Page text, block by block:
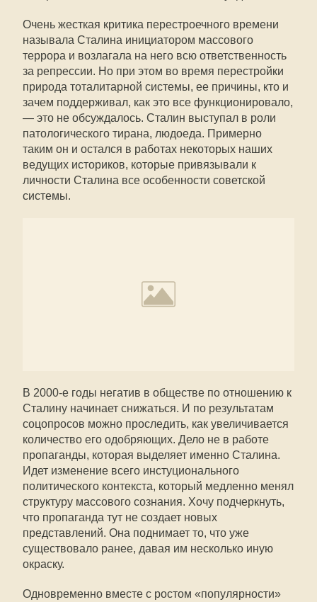
Очень жесткая критика перестроечного времени
называла Сталина инициатором массового
террора и возлагала на него всю ответственность
за репрессии. Но при этом во время перестройки
природа тоталитарной системы, ее причины, кто и
зачем поддерживал, как это все функционировало,
— это не обсуждалось. Сталин выступал в роли
патологического тирана, людоеда. Примерно
таким он и остался в работах некоторых наших
ведущих историков, которые привязывали к
личности Сталина все особенности советской
системы.
В 2000-е годы негатив в обществе по отношению к
Сталину начинает снижаться. И по результатам
соцопросов можно проследить, как увеличивается
количество его одобряющих. Дело не в работе
пропаганды, которая выделяет именно Сталина.
Идет изменение всего инстуционального
политического контекста, который медленно менял
структуру массового сознания. Хочу подчеркнуть,
что пропаганда тут не создает новых
представлений. Она поднимает то, что уже
существовало ранее, давая им несколько иную
окраску.
Одновременно вместе с ростом «популярности»